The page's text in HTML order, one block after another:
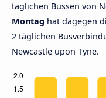
täglichen Bussen von
Montag hat dagegen
2 täglichen
Newcastle upon Tyne.